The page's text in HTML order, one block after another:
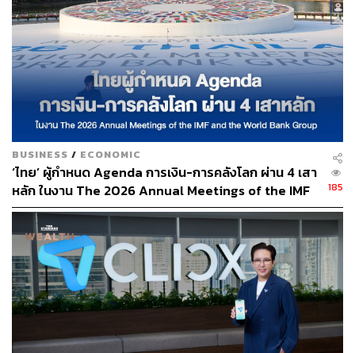
BUSINESS / ECONOMIC
‘ไทย’ ผู้กำหนด Agenda การเงิน-การคลังโลก ผ่าน 4 เสา
หลัก ในงาน The 2026 Annual Meetings of the IMF
and the World Bank Group
185